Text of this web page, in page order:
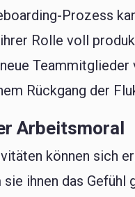
Prozess
Rolle voll
Rückgang der
Arbeitsmoral
können sich
sie ihnen das